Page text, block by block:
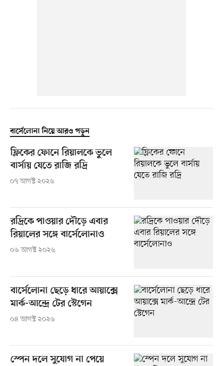
বার্সেলোনা নিয়ে আরও পড়ুন
ফ্লিকের ফোনে রিয়ালকে ভুলে
বার্সায় যেতে রাজি রদ্রি
০৭ আগস্ট ২০২৬
রদ্রিকে পাওয়ার দৌড়ে এবার
রিয়ালের সঙ্গে বার্সেলোনাও
০৬ আগস্ট ২০২৬
বার্সেলোনা ছেড়ে ধারে আয়াক্সে
মার্ক-আন্দ্রে টের স্টেগেন
০৪ আগস্ট ২০২৬
স্পেন দলে সুযোগ না পেয়ে